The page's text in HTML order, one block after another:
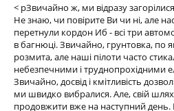
< pЗвичайно ж, ми відразу
Не знаю, чи повірите Ви чи ні, але
перетнули кордон Иб - всі три
в багнюці. Звичайно, грунтовка, по
розмита, але наші пілоти часто
небезпечними і труднопрохідними
Звичайно, досвід і кмітливість
ми швидко вибралися. Але, свій
продовжити вже на наступний